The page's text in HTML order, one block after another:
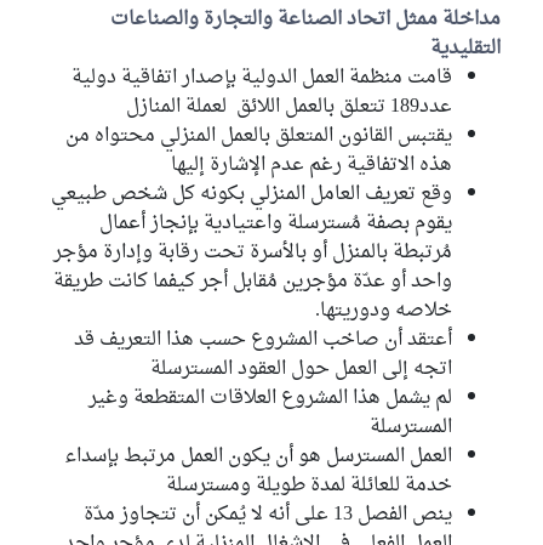
مداخلة ممثل اتحاد الصناعة والتجارة والصناعات
التقليدية
قامت منظمة العمل الدولية بإصدار اتفاقية دولية
عدد189 تتعلق بالعمل اللائق لعملة المنازل
يقتبس القانون المتعلق بالعمل المنزلي محتواه من
هذه الاتفاقية رغم عدم الإشارة إليها
وقع تعريف العامل المنزلي بكونه كل شخص طبيعي
يقوم بصفة مُسترسلة واعتيادية بإنجاز أعمال
مُرتبطة بالمنزل أو بالأسرة تحت رقابة وإدارة مؤجر
واحد أو عدّة مؤجرين مُقابل أجر كيفما كانت طريقة
خلاصه ودوريتها.
أعتقد أن صاخب المشروع حسب هذا التعريف قد
اتجه إلى العمل حول العقود المسترسلة
لم يشمل هذا المشروع العلاقات المتقطعة وغير
المسترسلة
العمل المسترسل هو أن يكون العمل مرتبط بإسداء
خدمة للعائلة لمدة طويلة ومسترسلة
ينص الفصل 13 على أنه لا يُمكن أن تتجاوز مدّة
مستقل
بلقاسم الدراجي
كتلة حركة النهضة
عبد الرزاق عويدات
الكتلة الديمقراطية
أمل السعيدي
الكتلة الديمقراطية
سالم قطاطة
الكتلة الديمقراطية